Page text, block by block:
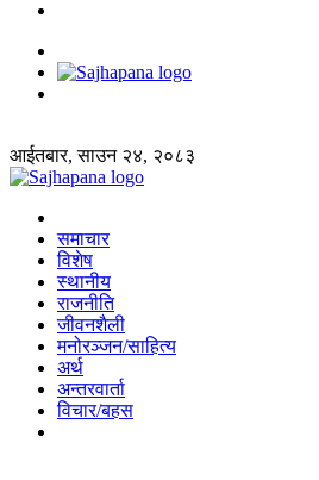
आईतबार, साउन २४, २०८३
समाचार
विशेष
स्थानीय
राजनीति
जीवनशैली
मनोरञ्जन/साहित्य
अर्थ
अन्तरवार्ता
विचार/बहस